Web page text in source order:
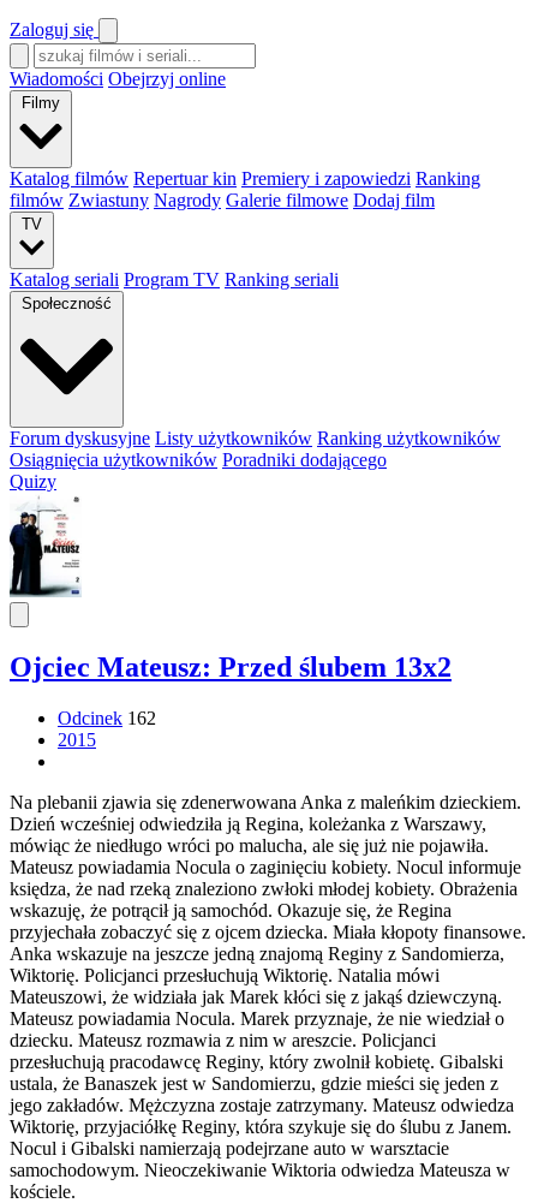
Zaloguj się
Wiadomości Obejrzyj online
Filmy
Katalog filmów Repertuar kin Premiery i zapowiedzi Ranking
filmów Zwiastuny Nagrody Galerie filmowe Dodaj film
TV
Katalog seriali Program TV Ranking seriali
Społeczność
Forum dyskusyjne Listy użytkowników Ranking użytkowników
Osiągnięcia użytkowników Poradniki dodającego
Quizy
Ojciec Mateusz: Przed ślubem 13x2
Odcinek 162
2015
Na plebanii zjawia się zdenerwowana Anka z maleńkim dzieckiem.
Dzień wcześniej odwiedziła ją Regina, koleżanka z Warszawy,
mówiąc że niedługo wróci po malucha, ale się już nie pojawiła.
Mateusz powiadamia Nocula o zaginięciu kobiety. Nocul informuje
księdza, że nad rzeką znaleziono zwłoki młodej kobiety. Obrażenia
wskazuję, że potrącił ją samochód. Okazuje się, że Regina
przyjechała zobaczyć się z ojcem dziecka. Miała kłopoty finansowe.
Anka wskazuje na jeszcze jedną znajomą Reginy z Sandomierza,
Wiktorię. Policjanci przesłuchują Wiktorię. Natalia mówi
Mateuszowi, że widziała jak Marek kłóci się z jakąś dziewczyną.
Mateusz powiadamia Nocula. Marek przyznaje, że nie wiedział o
dziecku. Mateusz rozmawia z nim w areszcie. Policjanci
przesłuchują pracodawcę Reginy, który zwolnił kobietę. Gibalski
ustala, że Banaszek jest w Sandomierzu, gdzie mieści się jeden z
jego zakładów. Mężczyzna zostaje zatrzymany. Mateusz odwiedza
Wiktorię, przyjaciółkę Reginy, która szykuje się do ślubu z Janem.
Nocul i Gibalski namierzają podejrzane auto w warsztacie
samochodowym. Nieoczekiwanie Wiktoria odwiedza Mateusza w
kościele.